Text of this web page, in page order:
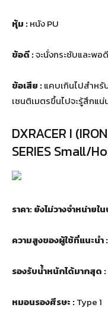
หุ้ม :หนัง PU
ข้อดี :จะนั่งกระชับและพ
ข้อเสีย :แคบเกินไปสำหรั
เซนติเมตรขึ้นไปจะรู้สึกแน่
DXRACER I
SERIES Small/
ราคา:ยังไม่วางจำหน่ายใ
ความสูงของผู้ใช้ที่แนะนำ :
รองรับน้ำหนักได้มากสุด :
หมอนรองศีรษะ :Type 1